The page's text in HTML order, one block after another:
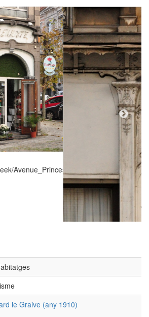
58/22765,